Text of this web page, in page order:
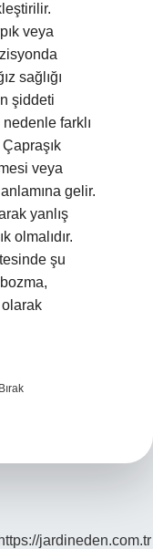
veya
sağlığı
şiddeti
farklı
veya
anlamına gelir.
yanlış
olmalıdır.
şu
https://jardineden.com.tr